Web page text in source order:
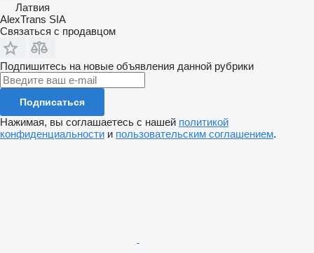
Латвия
AlexTrans SIA
Связаться с продавцом
Подпишитесь на новые объявления данной рубрики
Подписаться
Нажимая, вы соглашаетесь с нашей политикой
конфиденциальности и пользовательским соглашением.